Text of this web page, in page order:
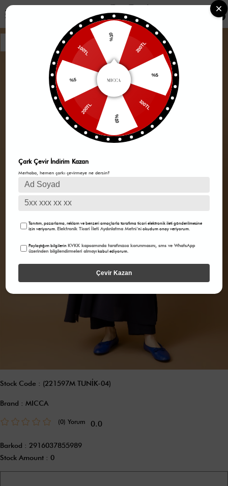
0
Stock Code (221597M TUNİK-04)
Brand : MICCA
(0) 0.0
Barkod : 2916037855989
Stock Amount : 0
%10
200TL
%5
100TL
%10
200TL
%5
100TL
Çark Çevir İndirim Kazan
Merhaba, hemen çarkı çevirmeye ne dersin?
Tanıtım, pazarlama, reklam ve benzeri amaçlarla tarafıma ticari elektronik ileti gönderilmesine
izin veriyorum.Elektronik Ticari İleti Aydınlatma Metni 'ni okudum onay veriyorum.
Paylaştığım bilgilerinKVKK kapsamında tarafınızca korunmasını, sms ve WhatsApp
üzerinden bilgilendirmeleri almayı kabul ediyorum.
Çevir Kazan